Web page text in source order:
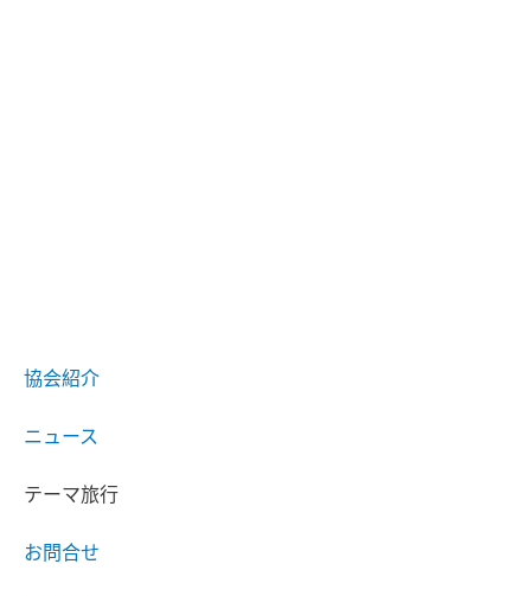
協会紹介
ニュース
テーマ旅行
お問合せ